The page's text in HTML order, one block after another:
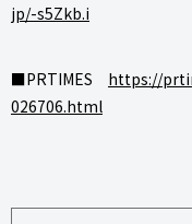
jp/-s5Zkb.i
■PRTIMES https://
026706.html